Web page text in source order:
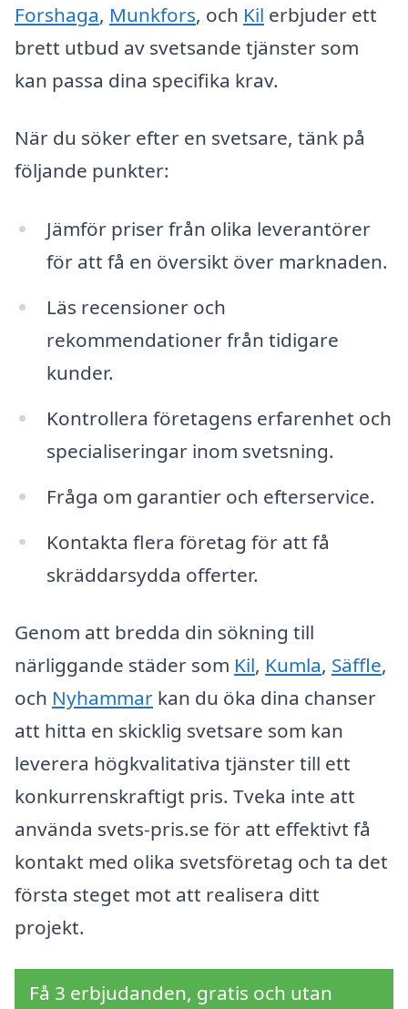
Forshaga, Munkfors, och Kil erbjuder ett
brett utbud av svetsande tjänster som
kan passa dina specifika krav.
När du söker efter en svetsare, tänk på
följande punkter:
Jämför priser från olika leverantörer
för att få en översikt över marknaden.
Läs recensioner och
rekommendationer från tidigare
kunder.
Kontrollera företagens erfarenhet och
specialiseringar inom svetsning.
Fråga om garantier och efterservice.
Kontakta flera företag för att få
skräddarsydda offerter.
Genom att bredda din sökning till
närliggande städer som Kil, Kumla, Säffle,
och Nyhammar kan du öka dina chanser
att hitta en skicklig svetsare som kan
leverera högkvalitativa tjänster till ett
konkurrenskraftigt pris. Tveka inte att
använda svets-pris.se för att effektivt få
kontakt med olika svetsföretag och ta det
första steget mot att realisera ditt
projekt.
Få 3 erbjudanden, gratis och utan